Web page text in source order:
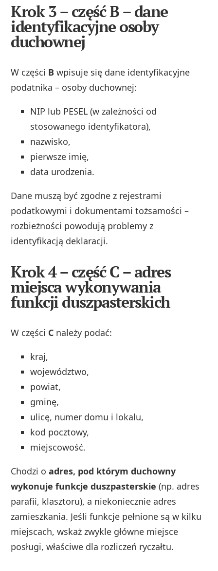
Krok 3 – część B – dane
identyfikacyjne osoby
duchownej
W części B wpisuje się dane identyfikacyjne
podatnika – osoby duchownej:
NIP lub PESEL (w zależności od
stosowanego identyfikatora),
nazwisko,
pierwsze imię,
data urodzenia.
Dane muszą być zgodne z rejestrami
podatkowymi i dokumentami tożsamości –
rozbieżności powodują problemy z
identyfikacją deklaracji.
Krok 4 – część C – adres
miejsca wykonywania
funkcji duszpasterskich
W części C należy podać:
kraj,
województwo,
powiat,
gminę,
ulicę, numer domu i lokalu,
kod pocztowy,
miejscowość.
Chodzi oadres, pod którym duchowny
wykonuje funkcje duszpasterskie (np. adres
parafii, klasztoru), a niekoniecznie adres
zamieszkania. Jeśli funkcje pełnione są w kilku
miejscach, wskaż zwykle główne miejsce
posługi, właściwe dla rozliczeń ryczałtu.